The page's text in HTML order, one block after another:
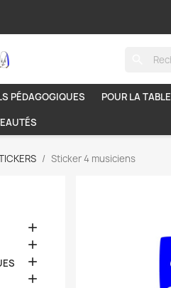
PÉDAGOGIQUES POUR LA TABLE
Sticker 4 musiciens



